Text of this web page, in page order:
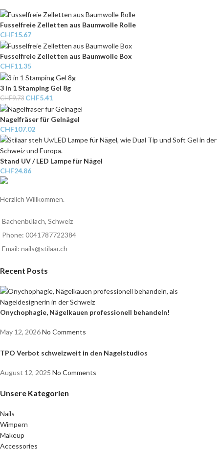
Fusselfreie Zelletten aus Baumwolle Rolle
CHF15.67
Fusselfreie Zelletten aus Baumwolle Box
CHF11.35
3 in 1 Stamping Gel 8g
CHF9.73 CHF5.41
Nagelfräser für Gelnägel
CHF107.02
Stand UV / LED Lampe für Nägel
CHF24.86
Herzlich Willkommen.
Bachenbülach, Schweiz
Phone: 0041787722384
Email: nails@stilaar.ch
Recent Posts
Onychophagie, Nägelkauen professionell behandeln!
May 12, 2026No Comments
TPO Verbot schweizweit in den Nagelstudios
August 12, 2025 No Comments
Unsere Kategorien
Nails
Wimpern
Makeup
Accessories